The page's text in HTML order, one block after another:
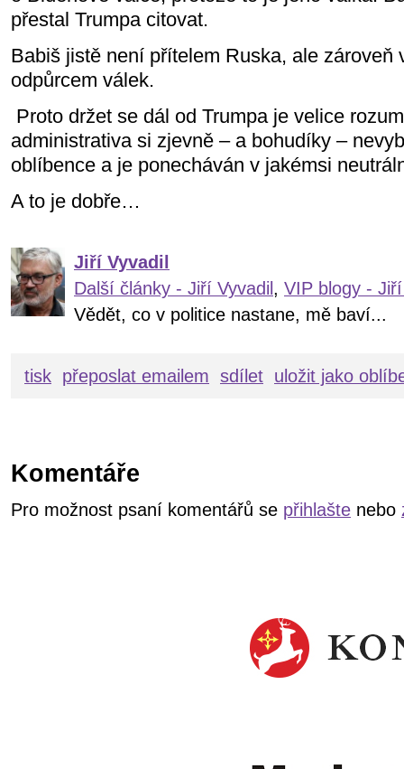
přestal Trumpa citovat.
Babiš jistě není přítelem Ruska, ale zároveň
odpůrcem válek.
Proto držet se dál od Trumpa je velice
administrativa si zjevně – a bohudíky –
oblíbence a je ponecháván v jakémsi
A to je dobře…
Jiří Vyvadil
Další články - Jiří Vyvadil , VIP blogy -
Vědět, co v politice nastane, mě baví...
tisk přeposlat emailem sdílet uložit jako
Komentáře
Pro možnost psaní komentářů se přihlašte nebo